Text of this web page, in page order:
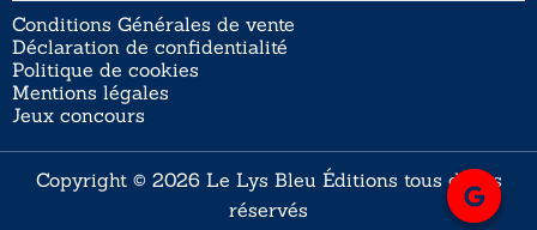
Conditions Générales de vente
Déclaration de confidentialité
Politique de cookies
Mentions légales
Jeux concours
Copyright © 2026 Le Lys Bleu Éditions tous droits
réservés